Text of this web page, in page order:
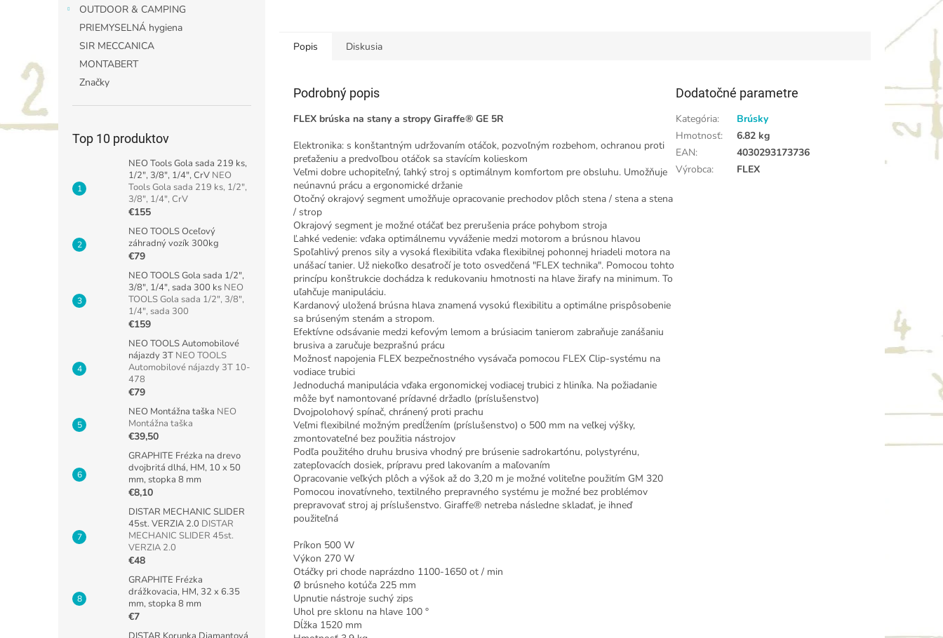
OUTDOOR & CAMPING
PRIEMYSELNÁ hygiena
SIR MECCANICA
MONTABERT
Značky
Top 10 produktov
NEO Tools Gola sada 219 ks,
1/2", 3/8", 1/4", CrV NEO
Tools Gola sada 219 ks, 1/2",
3/8", 1/4", CrV
€155
NEO TOOLS Oceľový
záhradný vozík 300kg
€79
NEO TOOLS Gola sada 1/2",
3/8", 1/4", sada 300 ks NEO
TOOLS Gola sada 1/2", 3/8",
1/4", sada 300
€159
NEO TOOLS Automobilové
nájazdy 3T NEO TOOLS
Automobilové nájazdy 3T 10-
478
€79
NEO Montážna taška NEO
Montážna taška
€39,50
GRAPHITE Frézka na drevo
dvojbritá dlhá, HM, 10 x 50
mm, stopka 8 mm
€8,10
DISTAR MECHANIC SLIDER
45st. VERZIA 2.0 DISTAR
MECHANIC SLIDER 45st.
VERZIA 2.0
€48
GRAPHITE Frézka
drážkovacia, HM, 32 x 6.35
mm, stopka 8 mm
€7
Popis Diskusia
Podrobný popis
FLEX brúska na stany a stropy Giraffe® GE 5R
Elektronika: s konštantným udržovaním otáčok, pozvoľným rozbehom, ochranou proti
preťaženiu a predvoľbou otáčok sa stavícím kolieskom
Veľmi dobre uchopiteľný, ľahký stroj s optimálnym komfortom pre obsluhu. Umožňuje
neúnavnú prácu a ergonomické držanie
Otočný okrajový segment umožňuje opracovanie prechodov plôch stena / stena a stena
/ strop
Okrajový segment je možné otáčať bez prerušenia práce pohybom stroja
Ľahké vedenie: vďaka optimálnemu vyváženie medzi motorom a brúsnou hlavou
Spoľahlivý prenos sily a vysoká flexibilita vďaka flexibilnej pohonnej hriadeli motora na
unášací tanier. Už niekoľko desaťročí je toto osvedčená "FLEX technika". Pomocou tohto
princípu konštrukcie dochádza k redukovaniu hmotnosti na hlave žirafy na minimum. To
uľahčuje manipuláciu.
Kardanový uložená brúsna hlava znamená vysokú flexibilitu a optimálne prispôsobenie
sa brúseným stenám a stropom.
Efektívne odsávanie medzi kefovým lemom a brúsiacim tanierom zabraňuje zanášaniu
brusiva a zaručuje bezprašnú prácu
Možnosť napojenia FLEX bezpečnostného vysávača pomocou FLEX Clip-systému na
vodiace trubici
Jednoduchá manipulácia vďaka ergonomickej vodiacej trubici z hliníka. Na požiadanie
môže byť namontované prídavné držadlo (príslušenstvo)
Dvojpolohový spínač, chránený proti prachu
Veľmi flexibilné možným predĺžením (príslušenstvo) o 500 mm na veľkej výšky,
zmontovateľné bez použitia nástrojov
Podľa použitého druhu brusiva vhodný pre brúsenie sadrokartónu, polystyrénu,
zatepľovacích dosiek, prípravu pred lakovaním a maľovaním
Opracovanie veľkých plôch a výšok až do 3,20 m je možné voliteľne použitím GM 320
Pomocou inovatívneho, textilného prepravného systému je možné bez problémov
prepravovať stroj aj príslušenstvo. Giraffe® netreba následne skladať, je ihneď
použiteľná
Príkon 500 W
Výkon 270 W
Otáčky pri chode naprázdno 1100-1650 ot / min
Ø brúsneho kotúča 225 mm
Upnutie nástroje suchý zips
Uhol pre sklonu na hlave 100 °
Dĺžka 1520 mm
Dodatočné parametre
Kategória:
Brúsky
Hmotnosť:
6.82 kg
EAN:
4030293173736
Výrobca: FLEX